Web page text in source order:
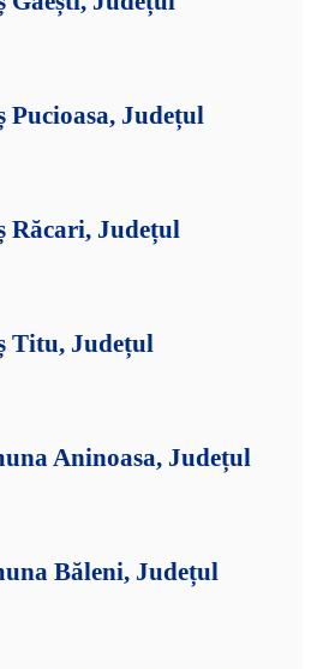
Pucioasa, Județul
Răcari, Județul
Titu, Județul
Aninoasa, Județul
Băleni, Județul